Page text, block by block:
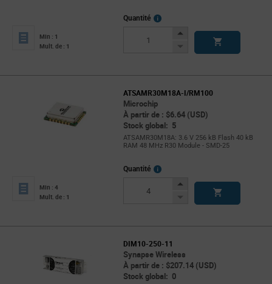
Min : 1
Mult. de : 1
Quantité
More
Increase
Decrease
ATSAMR30M18A-I/RM100
Microchip
À partir de : $6.64 (USD)
Stock global: 5
ATSAMR30M18A: 3.6 V 256 kB Flash 40 kB
RAM 48 MHz R30 Module - SMD-25
Min : 4
Mult. de : 1
Quantité
More
Increase
Decrease
DIM10-250-11
Synapse Wireless
À partir de : $207.14 (USD)
Stock global: 0